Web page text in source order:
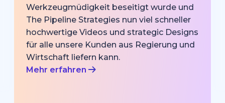
Werkzeugmüdigkeit beseitigt wurde und
The Pipeline Strategies nun viel schneller
hochwertige Videos und strategic Designs
für alle unsere Kunden aus Regierung und
Wirtschaft liefern kann.
Mehr erfahren